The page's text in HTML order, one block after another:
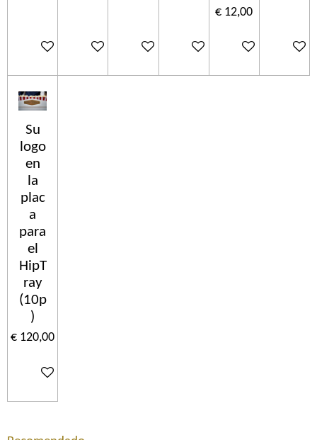
In winkelwagenIn winkelwagenIn winkelwagenIn winkelwagen
€ 12,00
In winkelwagen
In
Su
logo
en
la
plac
a
para
el
HipT
ray
(10p
)
€ 120,00
In winkelwagen